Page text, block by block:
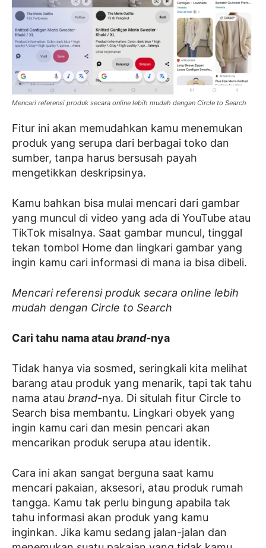
Mencari referensi produk secara online lebih mudah dengan Circle to Search
Fitur ini akan memudahkan kamu menemukan
produk yang serupa dari berbagai toko dan
sumber, tanpa harus bersusah payah
mengetikkan deskripsinya.
Kamu bahkan bisa mulai mencari dari gambar
yang muncul di video yang ada di YouTube atau
TikTok misalnya. Saat gambar muncul, tinggal
tekan tombol Home dan lingkari gambar yang
ingin kamu cari informasi di mana ia bisa dibeli.
Mencari referensi produk secara online lebih
mudah dengan Circle to Search
Cari tahu nama atau brand-nya
Tidak hanya via sosmed, seringkali kita melihat
barang atau produk yang menarik, tapi tak tahu
nama atau brand-nya. Di situlah fitur Circle to
Search bisa membantu. Lingkari obyek yang
ingin kamu cari dan mesin pencari akan
mencarikan produk serupa atau identik.
Cara ini akan sangat berguna saat kamu
mencari pakaian, aksesori, atau produk rumah
tangga. Kamu tak perlu bingung apabila tak
tahu informasi akan produk yang kamu
inginkan. Jika kamu sedang jalan-jalan dan